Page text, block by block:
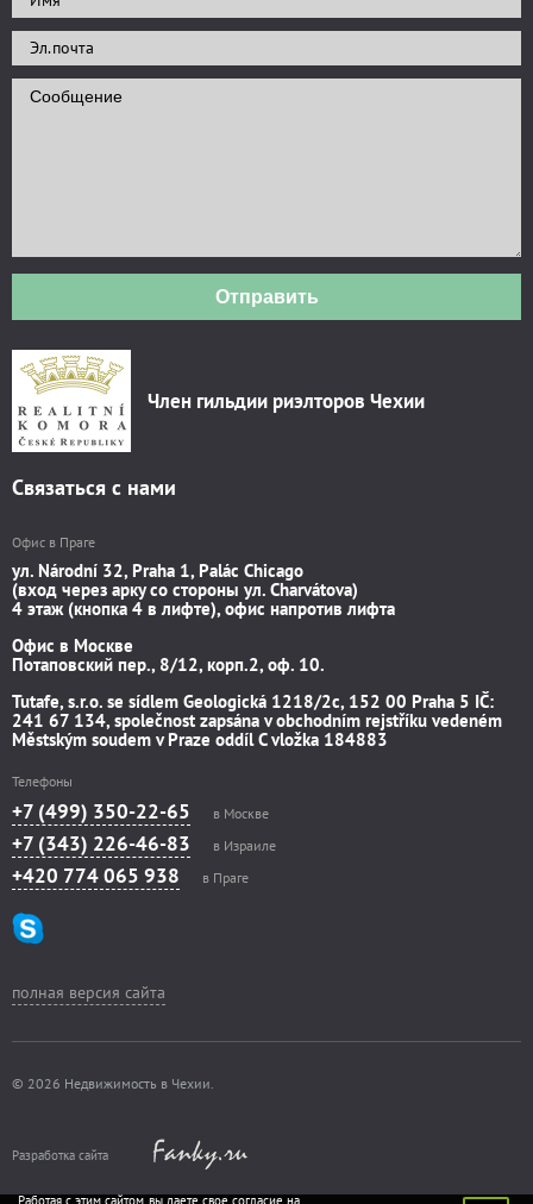
Отправить
Член гильдии риэлторов Чехии
Связаться с нами
Офис в Праге
ул. Národní 32, Praha 1, Palác Chicago
(вход через арку со стороны ул. Charvátova)
4 этаж (кнопка 4 в лифте), офис напротив лифта
Офис в Москве
Потаповский пер., 8/12, корп.2, оф. 10.
Tutafe, s.r.o. se sídlem Geologická 1218/2c, 152 00 Praha 5 IČ:
241 67 134, společnost zapsána v obchodním rejstříku vedeném
Městským soudem v Praze oddíl C vložka 184883
Телефоны
+7 (499) 350-22-65 в Москве
+7 (343) 226-46-83 в Израиле
+420 774 065 938 в Праге
полная версия сайта
© 2026 Недвижимость в Чехии.
Разработка сайта
Работая с этим сайтом, вы даете свое согласие на